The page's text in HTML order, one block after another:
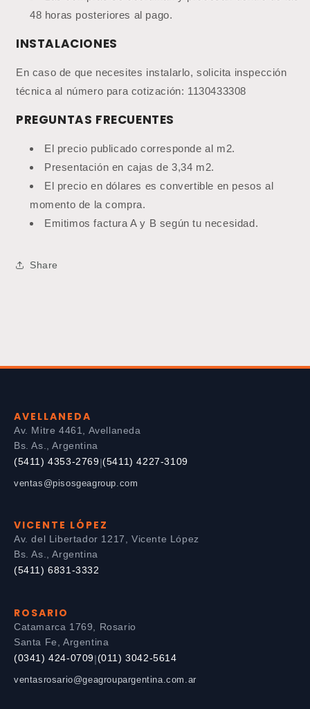
48 horas posteriores al pago.
INSTALACIONES
En caso de que necesites instalarlo, solicita inspección
técnica al número para cotización: 1130433308
PREGUNTAS FRECUENTES
El precio publicado corresponde al m2.
Presentación en cajas de 3,34 m2.
El precio en dólares es convertible en pesos al
momento de la compra.
Emitimos factura A y B según tu necesidad.
Share
AVELLANEDA
Av. Mitre 4461, Avellaneda
Bs. As., Argentina
(5411) 4353-2769|(5411) 4227-3109
ventas@pisosgeagroup.com
VICENTE LÓPEZ
Av. del Libertador 1217, Vicente López
Bs. As., Argentina
(5411) 6831-3332
ROSARIO
Catamarca 1769, Rosario
Santa Fe, Argentina
(0341) 424-0709|(011) 3042-5614
ventasrosario@geagroupargentina.com.ar